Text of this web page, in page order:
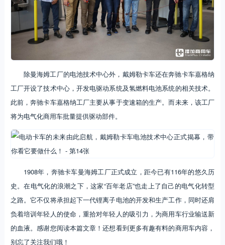
除曼海姆工厂的电池技术中心外，戴姆勒卡车还在奔驰卡车嘉格纳
工厂开设了技术中心，开发电驱动系统及氢燃料电池系统的相关技术。
此前，奔驰卡车嘉格纳工厂主要从事于变速箱的生产。而未来，该工厂
将为电气化商用车批量提供驱动部件。
1908年，奔驰卡车曼海姆工厂正式成立，距今已有116年的悠久历
史。在电气化的浪潮之下，这家“百年老店”也走上了自己的电气化转型
之路。它不仅将承担起下一代锂离子电池的开发和生产工作，同时还肩
负着培训年轻人的使命，重拾对年轻人的吸引力，为商用车行业输送新
的血液。感谢您阅读本篇文章！还想看到更多有趣有料的商用车内容，
别忘了关注我们哦！